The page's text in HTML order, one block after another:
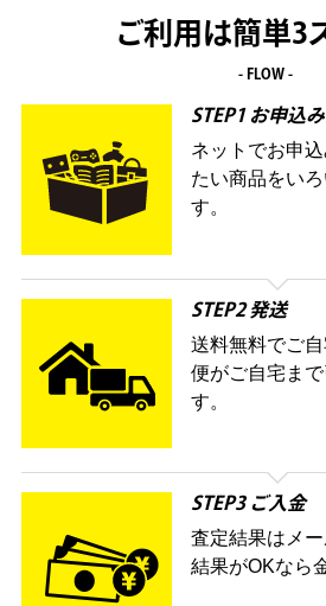
ご利用は簡単3
- FLOW -
STEP1 お申込
ネットでお申
たい商品をい
す。
STEP2 発送
送料無料でご
便がご自宅ま
す。
STEP3 ご入金
査定結果はメ
結果がOKなら